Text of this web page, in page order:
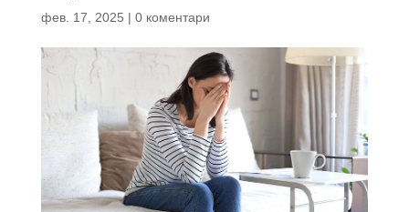
фев. 17, 2025 | 0 коментари